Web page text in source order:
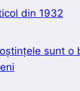
din 1932
sunt o